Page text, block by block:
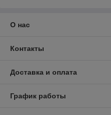
О нас
Контакты
Доставка и оплата
График работы